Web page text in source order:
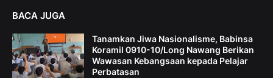
BACA JUGA
Tanamkan Jiwa Nasionalisme, Babinsa
Koramil 0910-10/Long Nawang Berikan
Wawasan Kebangsaan kepada Pelajar
Perbatasan